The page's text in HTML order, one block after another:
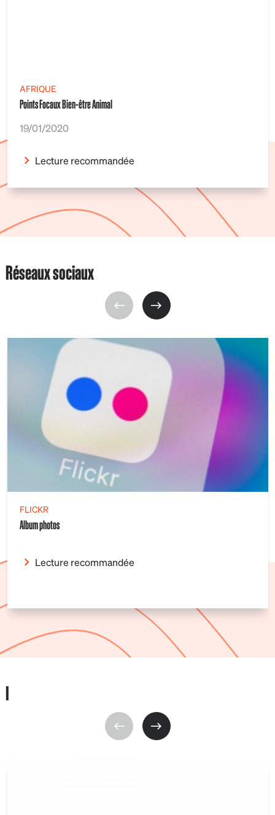
AFRIQUE
Points Focaux Bien-être Animal
19/01/2020
Lecture recommandée
Réseaux sociaux
FLICKR
Album photos
Lecture recommandée
I